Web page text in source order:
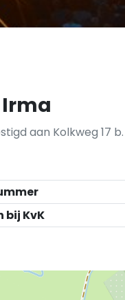
Irma
aan Kolkweg 17 b.
bij KvK